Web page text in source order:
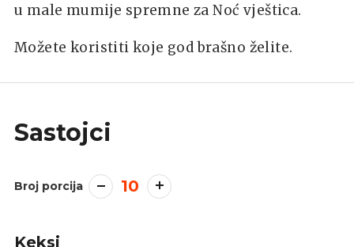
u male mumije spremne za Noć vještica.
Možete koristiti koje god brašno želite.
Sastojci
Broj porcija 10
Keksi